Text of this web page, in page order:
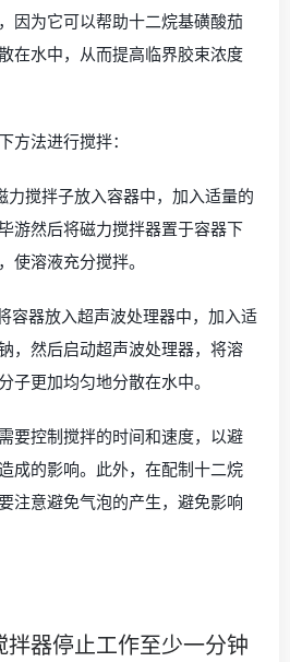
因为它可以帮助十二烷基磺酸茄
在水中，从而提高临界胶束浓度
方法进行搅拌：
力搅拌子放入容器中，加入适量的
游然后将磁力搅拌器置于容器下
使溶液充分搅拌。
容器放入超声波处理器中，加入适
，然后启动超声波处理器，将溶
子更加均匀地分散在水中。
要控制搅拌的时间和速度，以避
成的影响。此外，在配制十二烷
注意避免气泡的产生，避免影响
拌器停止工作至少一分钟